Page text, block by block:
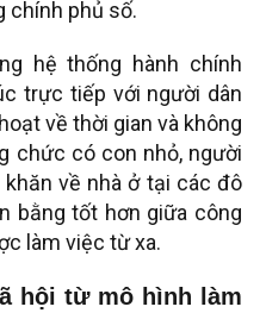
chính phủ số.
hệ thống hành chính
trực tiếp với người dân
về thời gian và không
chức có con nhỏ, người
về nhà ở tại các đô
bằng tốt hơn giữa công
làm việc từ xa.
hội từ mô hình làm